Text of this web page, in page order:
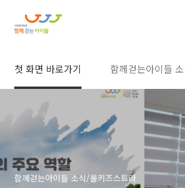
첫 화면 바로가기 함께걷는아이들
함께걷는아이들 소식/올키즈스트라